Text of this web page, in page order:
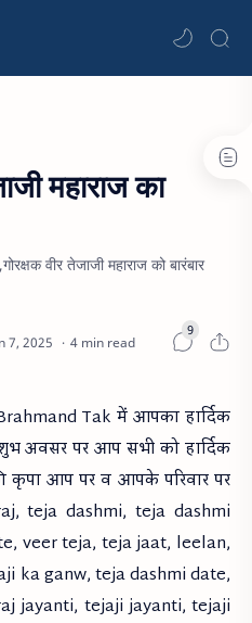
महाराज का
वीर तेजाजी महाराज को बारंबार
4 min read
Brahmand Tak में आपका हार्दिक
अवसर पर आप सभी को हार्दिक
कृपा आप पर व आपके परिवार पर
teja dashmi, teja dashmi
veer teja, teja jaat, leelan,
ka ganw, teja dashmi date,
jayanti, tejaji jayanti, tejaji